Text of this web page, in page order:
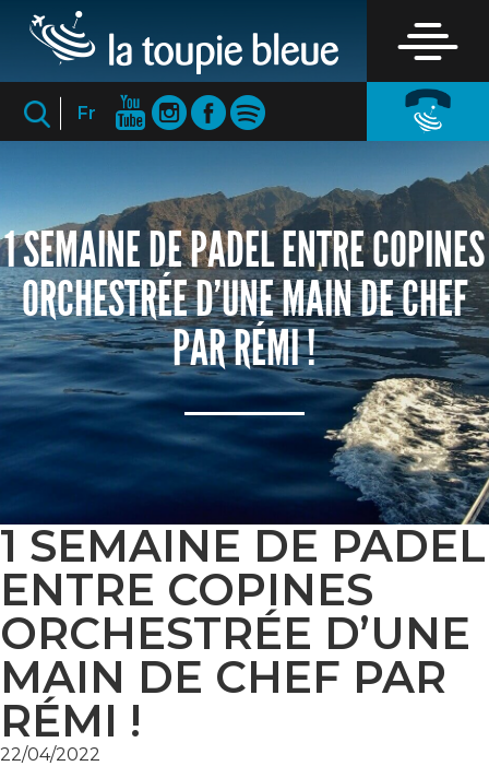
Fr
1 SEMAINE DE PADEL ENTRE COPINES
ORCHESTRÉE D’UNE MAIN DE CHEF
PAR RÉMI !
1 SEMAINE DE PADEL
ENTRE COPINES
ORCHESTRÉE D’UNE
MAIN DE CHEF PAR
RÉMI !
22/04/2022